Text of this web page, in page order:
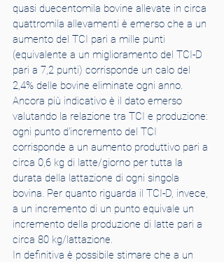
quasi duecentomila bovine allevate in circa
quattromila allevamenti è emerso che a un
aumento del TCI pari a mille punti
(equivalente a un miglioramento del TCI-D
pari a 7,2 punti) corrisponde un calo del
2,4% delle bovine eliminate ogni anno.
Ancora più indicativo è il dato emerso
valutando la relazione tra TCI e produzione:
ogni punto d’incremento del TCI
corrisponde a un aumento produttivo pari a
circa 0,6 kg di latte/giorno per tutta la
durata della lattazione di ogni singola
bovina. Per quanto riguarda il TCI-D, invece,
a un incremento di un punto equivale un
incremento della produzione di latte pari a
circa 80 kg/lattazione.
In definitiva è possibile stimare che a un